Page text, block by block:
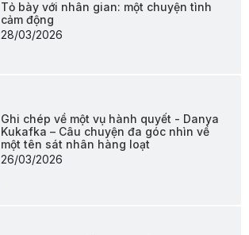
Tỏ bày với nhân gian: một chuyện tình
cảm động
28/03/2026
Ghi chép về một vụ hành quyết - Danya
Kukafka – Câu chuyện đa góc nhìn về
một tên sát nhân hàng loạt
26/03/2026